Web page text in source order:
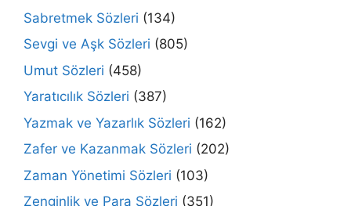
Sabretmek Sözleri (134)
Sevgi ve Aşk Sözleri (805)
Umut Sözleri (458)
Yaratıcılık Sözleri (387)
Yazmak ve Yazarlık Sözleri (162)
Zafer ve Kazanmak Sözleri (202)
Zaman Yönetimi Sözleri (103)
Zenginlik ve Para Sözleri (351)